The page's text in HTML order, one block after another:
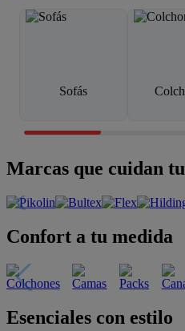
Sofás
Marcas que cuidan tu
Confort a tu medida
Esenciales con estilo